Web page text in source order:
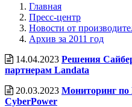
Главная
Пресс-центр
Новости от
Архив за 2011 год
14.04.2023 Решения
партнерам Landata
20.03.2023 Мониторинг
CyberPower